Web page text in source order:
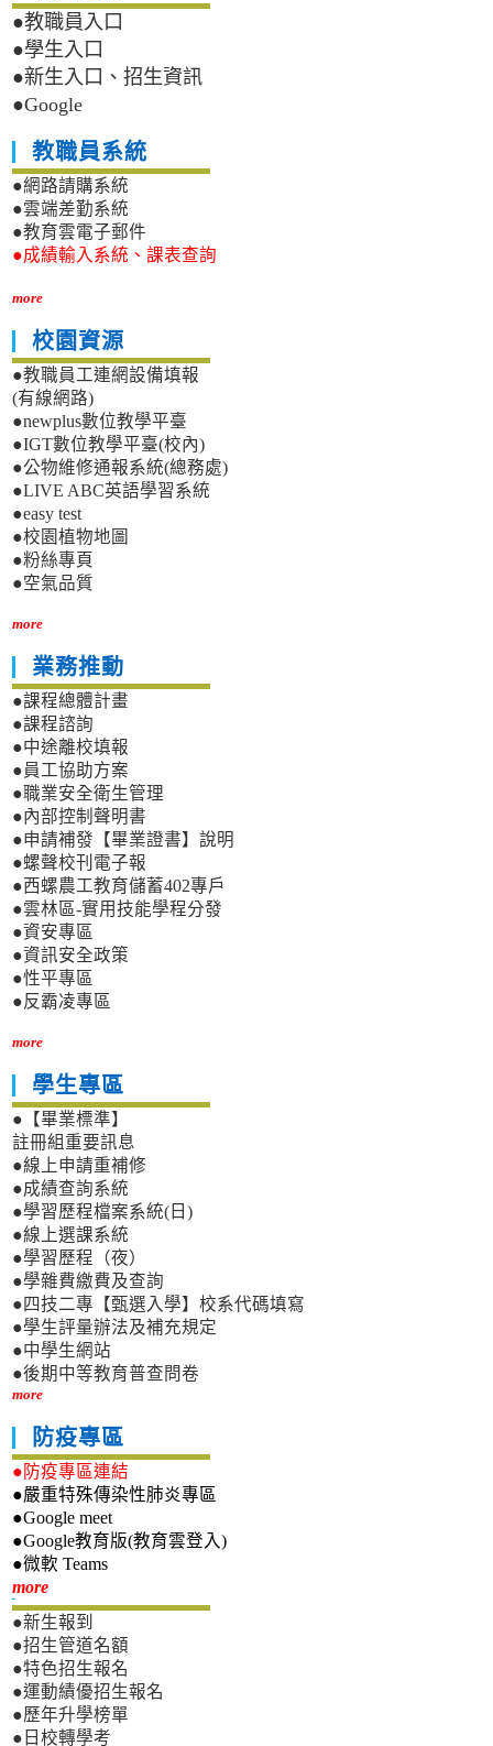
●教職員入口
●學生入口
●新生入口、招生資訊
●Google
教職員系統
●網路請購系統
●雲端差勤系統
●教育雲電子郵件
●成績輸入系統、課表查詢
more
校園資源
●教職員工連網設備填報
(有線網路)
●newplus數位教學平臺
●IGT數位教學平臺(校內)
●公物維修通報系統(總務處)
●LIVE ABC英語學習系統
●easy test
●校園植物地圖
●粉絲專頁
●空氣品質
more
業務推動
●課程總體計畫
●課程諮詢
●中途離校填報
●員工協助方案
●職業安全衛生管理
●內部控制聲明書
●申請補發【畢業證書】說明
●螺聲校刊電子報
●西螺農工教育儲蓄402專戶
●雲林區-實用技能學程分發
●資安專區
●資訊安全政策
●性平專區
●反霸凌專區
more
學生專區
●【畢業標準】
註冊組重要訊息
●線上申請重補修
●成績查詢系統
●學習歷程檔案系統(日)
●線上選課系統
●學習歷程（夜）
●學雜費繳費及查詢
●四技二專【甄選入學】校系代碼填寫
●學生評量辦法及補充規定
●中學生網站
●後期中等教育普查問卷
more
防疫專區
●防疫專區連結
●嚴重特殊傳染性肺炎專區
●Google meet
●Google教育版(教育雲登入)
●微軟 Teams
more新生專區
●新生報到
●招生管道名額
●特色招生報名
●運動績優招生報名
●歷年升學榜單
●日校轉學考